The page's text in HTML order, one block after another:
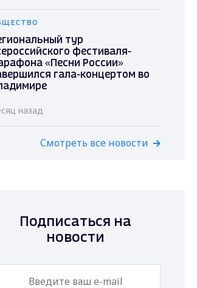
тур
фестиваля-
«Песни России»
гала-концертом во
назад
Смотреть все новости
Подписаться на
новости